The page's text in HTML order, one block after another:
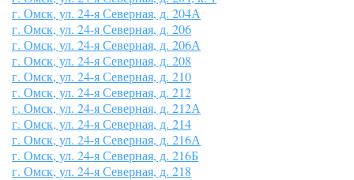
г. Омск, ул. 24-я Северная, д. 204А
г. Омск, ул. 24-я Северная, д. 206
г. Омск, ул. 24-я Северная, д. 206А
г. Омск, ул. 24-я Северная, д. 208
г. Омск, ул. 24-я Северная, д. 210
г. Омск, ул. 24-я Северная, д. 212
г. Омск, ул. 24-я Северная, д. 212А
г. Омск, ул. 24-я Северная, д. 214
г. Омск, ул. 24-я Северная, д. 216А
г. Омск, ул. 24-я Северная, д. 216Б
г. Омск, ул. 24-я Северная, д. 218